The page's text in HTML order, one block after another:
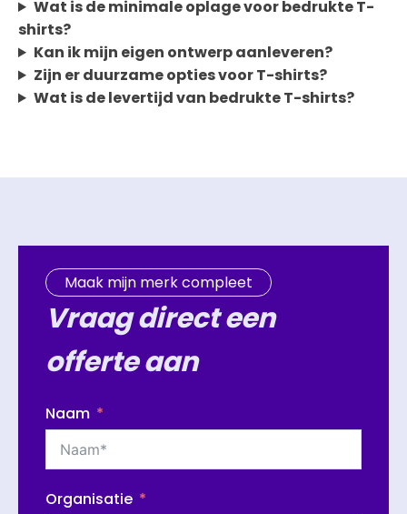
Wat is de minimale oplage voor bedrukte T-
shirts?
Kan ik mijn eigen ontwerp aanleveren?
Zijn er duurzame opties voor T-shirts?
Wat is de levertijd van bedrukte T-shirts?
Maak mijn merk compleet
Vraag direct een
offerte aan
Naam
Organisatie